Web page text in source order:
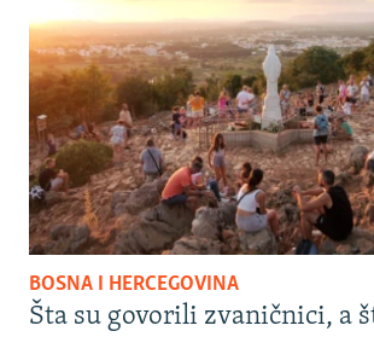
BOSNA I HERCEGOVINA
Šta su govorili zvaničnici, a